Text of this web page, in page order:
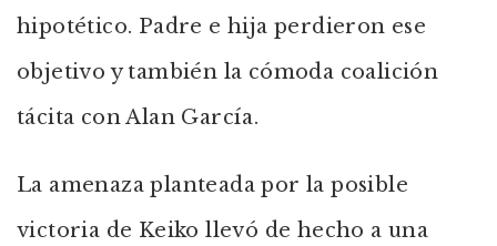
hipotético. Padre e hija perdieron ese
objetivo y también la cómoda coalición
tácita con Alan García.
La amenaza planteada por la posible
victoria de Keiko llevó de hecho a una